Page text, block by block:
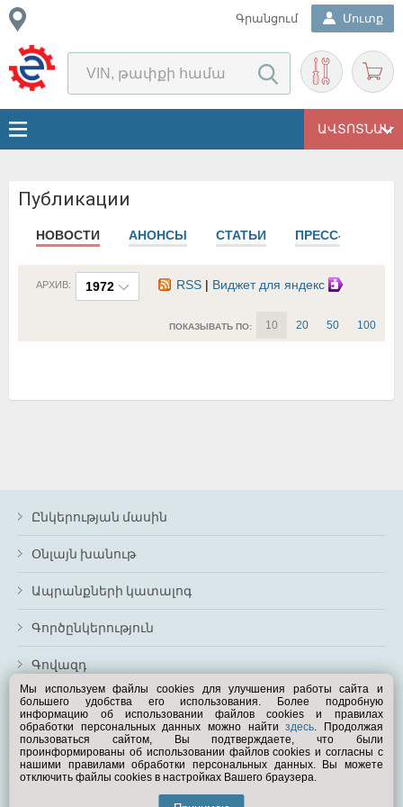
Գրանցում Մուտք
ԱՎՏՈՏՆԱԿ
Публикации
НОВОСТИ АНОНСЫ СТАТЬИ ПРЕСС-РЕЛИЗЫ
1972
АРХИВ: RSS | Виджет для яндекс
ПОКАЗЫВАТЬ ПО: 10 20 50 100
Ընկերության մասին
Օնլայն խանութ
Ապրանքների կատալոգ
Գործընկերություն
Գովազդ
Անցնել ամբողջական տարբերակին
Ձեզ օգնե՞լ
© Exist.ru 1998—2026
Мы используем файлы cookies для улучшения работы сайта и
большего удобства его использования. Более подробную
информацию об использовании файлов cookies и правилах
обработки персональных данных можно найтиздесь. Продолжая
пользоваться сайтом, Вы подтверждаете, что были
проинформированы об использовании файлов cookies и согласны с
нашими правилами обработки персональных данных. Вы можете
отключить файлы cookies в настройках Вашего браузера.